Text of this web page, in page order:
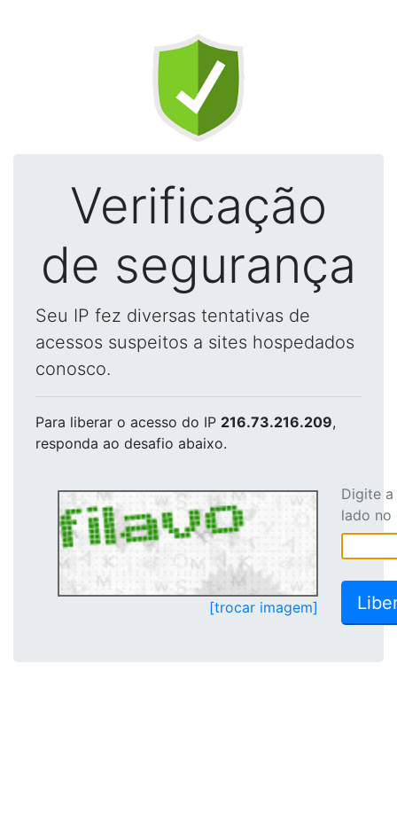
Verificação
de segurança
Seu IP fez diversas tentativas de
acessos suspeitos a sites hospedados
conosco.
Para liberar o acesso do IP 216.73.216.209,
responda ao desafio abaixo.
[trocar imagem]
Digite
lado no